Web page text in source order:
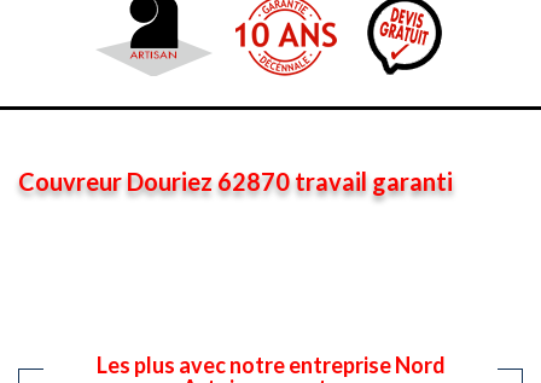
Couvreur Douriez 62870 travail garanti
Les plus avec notre entreprise Nord